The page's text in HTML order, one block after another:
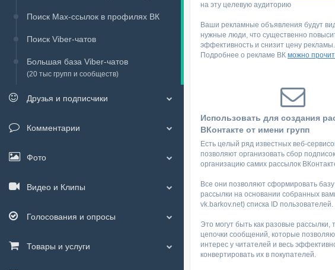
на эту целевую аудиторию
Ваши рекламные объявления будут
нужные люди, что существенно
эффективность и снизит цену рекламы.
Подробнее о рекламе ВК можно
Использовать для создания
ВКонтакте от имени групп
Есть целый ряд известных веб-
позволяют организовать сбор
организацию самих рассылок
Все они позволяют сформировать
рассылки на основании собранных
vk.barkov.net) списка ID пользователей.
Это могут быть как разовые рассылки,
цепочки сообщений, которые
интерес у читателей и весь
конвертировать их в покупателей.
Поиск Max-ссылок в профилях ВК
Поиск Viber-чатов
Большая база Viber-чатов
(20 тыс групп и сообществ)
Друзья и подписчики
Комментарии
Фото
Видео и Клипы
Голосования и опросы
Товары и услуги